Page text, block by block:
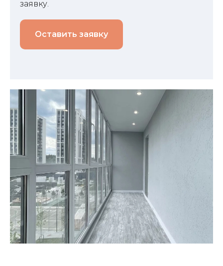
заявку.
Оставить заявку